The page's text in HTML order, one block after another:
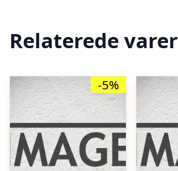
Relaterede varer
-5%